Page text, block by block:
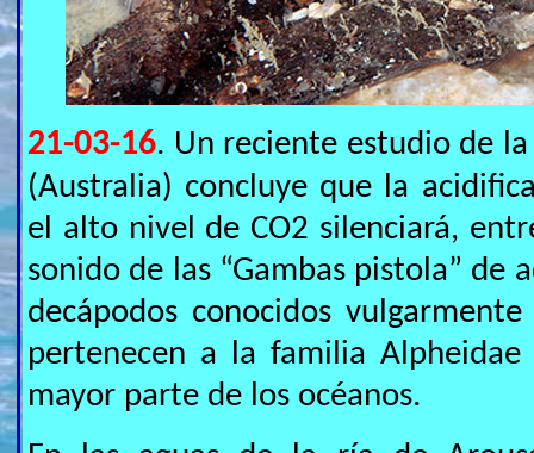
21-03-16. Un reciente estudio de
(Australia) concluye que la
el alto nivel de CO2 silenciará,
sonido de las “Gambas pistola” de
decápodos conocidos
pertenecen a la familia
mayor parte de los océanos.